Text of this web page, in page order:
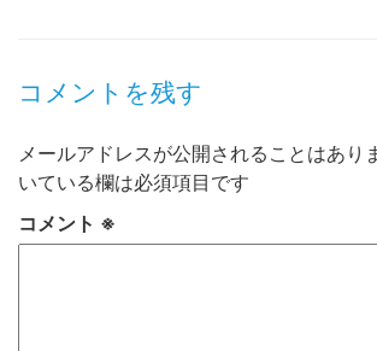
コメントを残す
メールアドレスが公開されることはあり
いている欄は必須項目です
コメント ※